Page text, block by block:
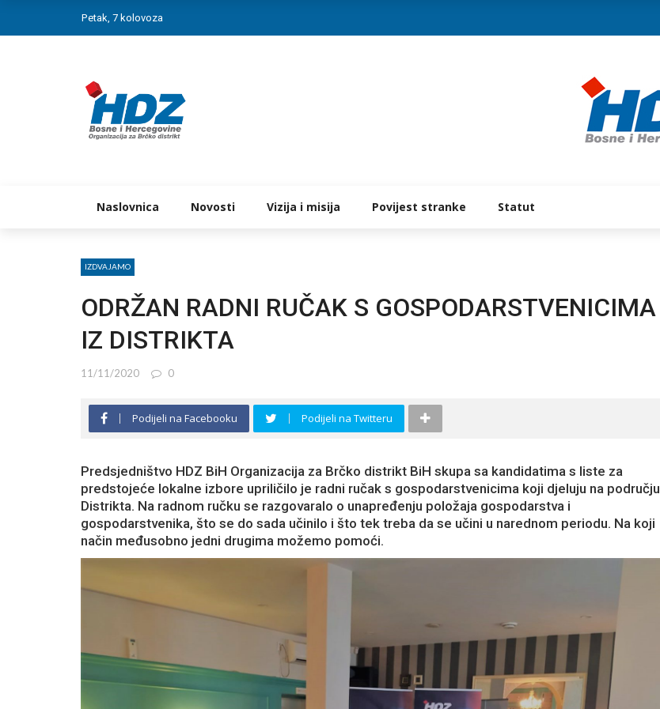
Petak, 7 kolovoza
Naslovnica Novosti Vizija i misija Povijest stranke Statut
IZDVAJAMO
ODRŽAN RADNI RUČAK S GOSPODARSTVENICIMA
IZ DISTRIKTA
11/11/2020 0
Podijeli na Facebooku Podijeli na Twitteru
Predsjedništvo HDZ BiH Organizacija za Brčko distrikt BiH skupa sa kandidatima s liste za
predstojeće lokalne izbore upriličilo je radni ručak s gospodarstvenicima koji djeluju na području
Distrikta. Na radnom ručku se razgovaralo o unapređenju položaja gospodarstva i
gospodarstvenika, što se do sada učinilo i što tek treba da se učini u narednom periodu. Na koji
način međusobno jedni drugima možemo pomoći.